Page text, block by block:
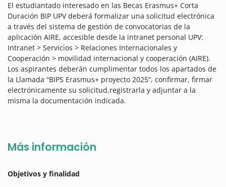
El estudiantado interesado en las Becas Erasmus+ Corta
Duración BIP UPV deberá formalizar una solicitud electrónica
a través del sistema de gestión de convocatorias de la
aplicación AIRE, accesible desde la intranet personal UPV:
Intranet > Servicios > Relaciones Internacionales y
Cooperación > movilidad internacional y cooperación (AIRE).
Los aspirantes deberán cumplimentar todos los apartados de
la Llamada “BIPS Erasmus+ proyecto 2025”, confirmar, firmar
electrónicamente su solicitud,registrarla y adjuntar a la
misma la documentación indicada.
Más información
Objetivos y finalidad